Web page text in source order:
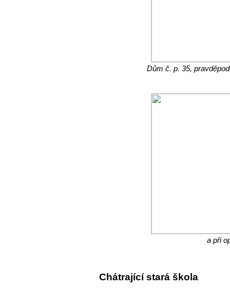
Dům č. p. 35,
a při
Chátrající stará škola